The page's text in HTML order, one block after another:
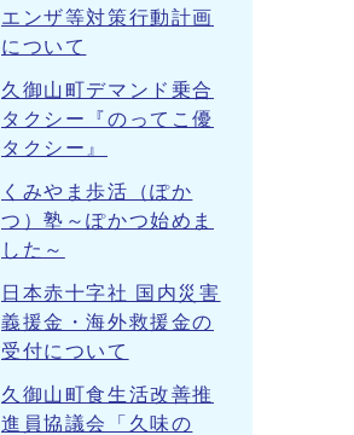
エンザ等対策行動計画
について
久御山町デマンド乗合
タクシー『のってこ優
タクシー』
くみやま歩活（ぽか
つ）塾～ぽかつ始めま
した～
日本赤十字社 国内災害
義援金・海外救援金の
受付について
久御山町食生活改善推
進員協議会「久味の